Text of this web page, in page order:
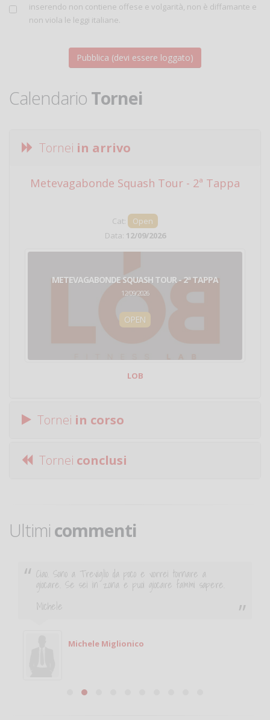
inserendo non contiene offese e volgarità, non è diffamante e
non viola le leggi italiane.
Calendario Tornei
Tornei in arrivo
Metevagabonde Squash Tour - 2ª Tappa
Cat:
Open
Data: 12/09/2026
METEVAGABONDE SQUASH TOUR - 2ª TAPPA
12/09/2026
OPEN
LOB
Tornei in corso
Tornei conclusi
Ultimi commenti
Ciao. Sono a Treviglio da poco e vorrei tornare a
giocare. Se sei in zona e puoi giocare fammi sapere.
Michele
Michele Miglionico